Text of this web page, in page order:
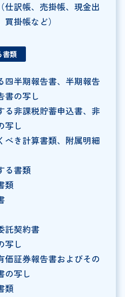
仕訳帳、売掛帳、現金出
掛帳など）
書類
四半期報告書、半期報告
書の写し
る非課税貯蓄申込書、非
写し
べき計算書類、附属明細
る書類
類
託契約書
写し
価証券報告書およびその
の写し
類